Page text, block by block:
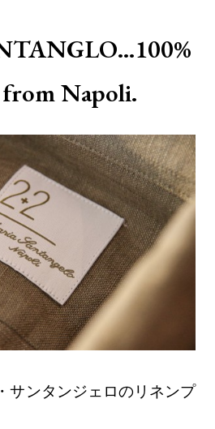
Napoli.
サンタンジェロのリネンプ